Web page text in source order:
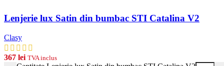
Lenjerie lux Satin din bumbac STI Catalina V2
Clasy
367 lei TVA inclus